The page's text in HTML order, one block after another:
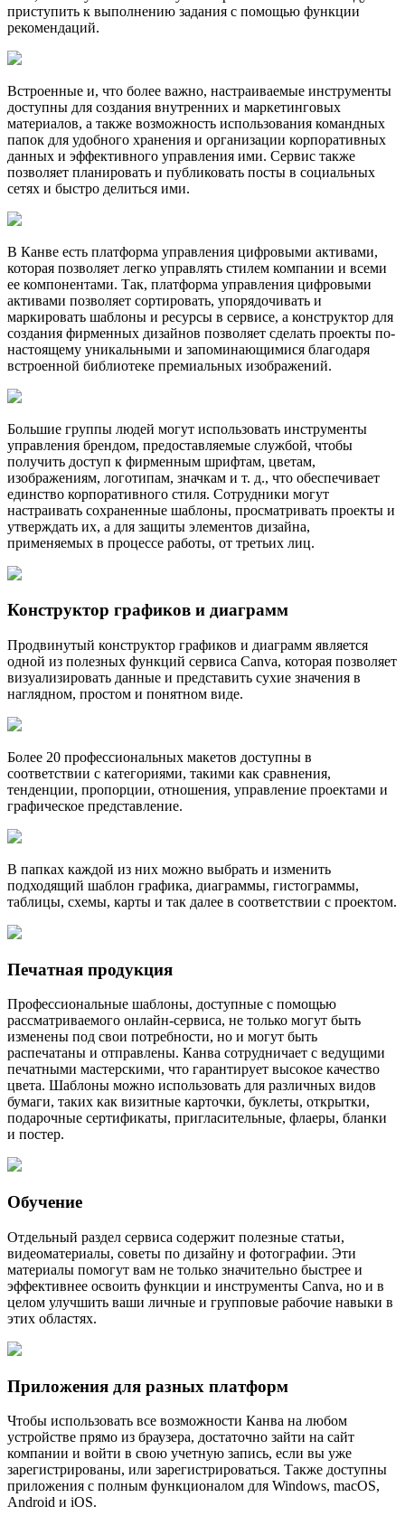
приступить к выполнению задания с помощью функции
рекомендаций.
Встроенные и, что более важно, настраиваемые инструменты
доступны для создания внутренних и маркетинговых
материалов, а также возможность использования командных
папок для удобного хранения и организации корпоративных
данных и эффективного управления ими. Сервис также
позволяет планировать и публиковать посты в социальных
сетях и быстро делиться ими.
В Канве есть платформа управления цифровыми активами,
которая позволяет легко управлять стилем компании и всеми
ее компонентами. Так, платформа управления цифровыми
активами позволяет сортировать, упорядочивать и
маркировать шаблоны и ресурсы в сервисе, а конструктор для
создания фирменных дизайнов позволяет сделать проекты по-
настоящему уникальными и запоминающимися благодаря
встроенной библиотеке премиальных изображений.
Большие группы людей могут использовать инструменты
управления брендом, предоставляемые службой, чтобы
получить доступ к фирменным шрифтам, цветам,
изображениям, логотипам, значкам и т. д., что обеспечивает
единство корпоративного стиля. Сотрудники могут
настраивать сохраненные шаблоны, просматривать проекты и
утверждать их, а для защиты элементов дизайна,
применяемых в процессе работы, от третьих лиц.
Конструктор графиков и диаграмм
Продвинутый конструктор графиков и диаграмм является
одной из полезных функций сервиса Canva, которая позволяет
визуализировать данные и представить сухие значения в
наглядном, простом и понятном виде.
Более 20 профессиональных макетов доступны в
соответствии с категориями, такими как сравнения,
тенденции, пропорции, отношения, управление проектами и
графическое представление.
В папках каждой из них можно выбрать и изменить
подходящий шаблон графика, диаграммы, гистограммы,
таблицы, схемы, карты и так далее в соответствии с проектом.
Печатная продукция
Профессиональные шаблоны, доступные с помощью
рассматриваемого онлайн-сервиса, не только могут быть
изменены под свои потребности, но и могут быть
распечатаны и отправлены. Канва сотрудничает с ведущими
печатными мастерскими, что гарантирует высокое качество
цвета. Шаблоны можно использовать для различных видов
бумаги, таких как визитные карточки, буклеты, открытки,
подарочные сертификаты, пригласительные, флаеры, бланки
и постер.
Обучение
Отдельный раздел сервиса содержит полезные статьи,
видеоматериалы, советы по дизайну и фотографии. Эти
материалы помогут вам не только значительно быстрее и
эффективнее освоить функции и инструменты Canva, но и в
целом улучшить ваши личные и групповые рабочие навыки в
этих областях.
Приложения для разных платформ
Чтобы использовать все возможности Канва на любом
устройстве прямо из браузера, достаточно зайти на сайт
компании и войти в свою учетную запись, если вы уже
зарегистрированы, или зарегистрироваться. Также доступны
приложения с полным функционалом для Windows, macOS,
Android и iOS.